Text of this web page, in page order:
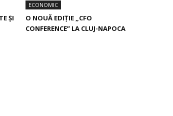
ȘI
ECONOMIC
O NOUĂ EDIȚIE „CFO
CONFERENCE” LA CLUJ-NAPOCA